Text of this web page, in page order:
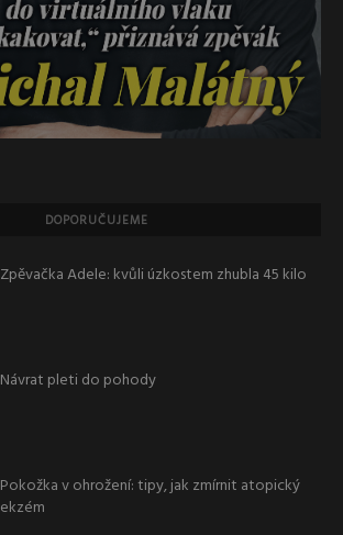
DOPORUČUJEME
Zpěvačka Adele: kvůli úzkostem zhubla 45 kilo
Návrat pleti do pohody
Pokožka v ohrožení: tipy, jak zmírnit atopický
ekzém